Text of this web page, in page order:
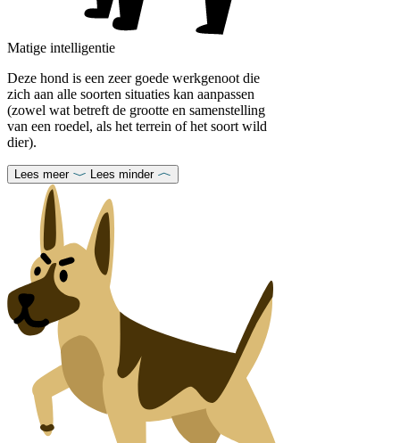
Matige intelligentie
Deze hond is een zeer goede werkgenoot die
zich aan alle soorten situaties kan aanpassen
(zowel wat betreft de grootte en samenstelling
van een roedel, als het terrein of het soort wild
dier).
Lees meer Lees minder